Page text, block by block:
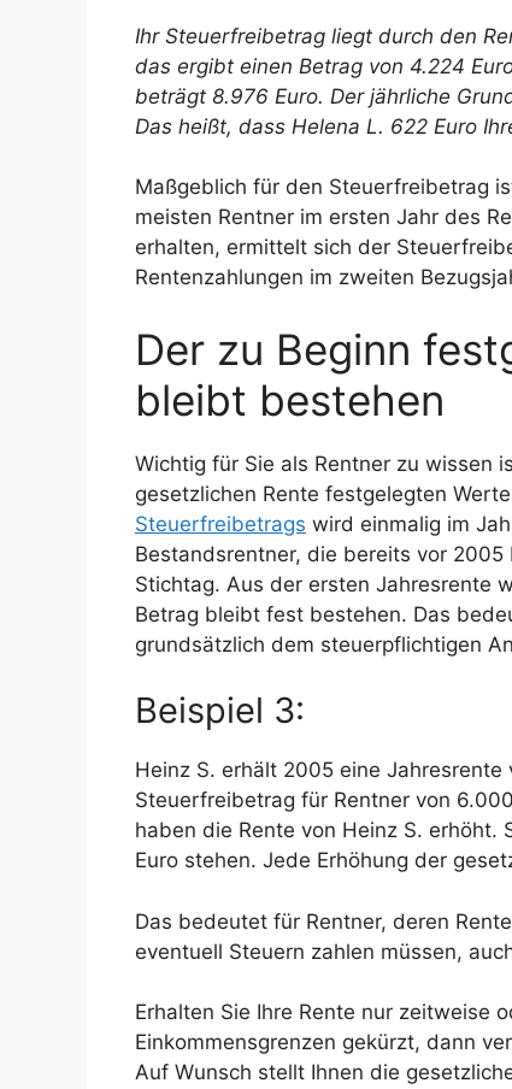
Ihr Steuerfreibetrag liegt durch den
das ergibt einen Betrag von 4.224
beträgt 8.976 Euro. Der jährliche
Das heißt, dass Helena L. 622 Euro
Maßgeblich für den Steuerfreibetrag
meisten Rentner im ersten Jahr des
erhalten, ermittelt sich der
Rentenzahlungen im zweiten
Der zu Beginn
bleibt bestehen
Wichtig für Sie als Rentner zu wissen
gesetzlichen Rente festgelegten
Steuerfreibetrags wird einmalig im
Bestandsrentner, die bereits vor
Stichtag. Aus der ersten Jahresrente
Betrag bleibt fest bestehen. Das
grundsätzlich dem steuerpflichtigen
Beispiel 3:
Heinz S. erhält 2005 eine
Steuerfreibetrag für Rentner von
haben die Rente von Heinz S.
Euro stehen. Jede Erhöhung der
Das bedeutet für Rentner, deren
eventuell Steuern zahlen müssen,
Erhalten Sie Ihre Rente nur zeitweise
Einkommensgrenzen gekürzt, dann
Auf Wunsch stellt Ihnen die